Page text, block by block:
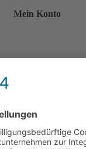
Mein Konto
Wiederverkäufer
Sie uns auch auf: